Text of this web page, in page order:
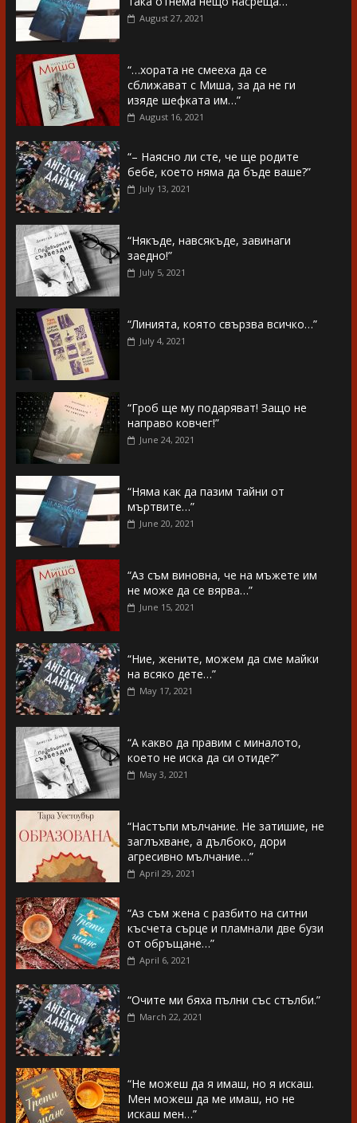
August 27, 2021
“…хората не смееха да се
сближават с Миша, за да не ги
изяде шефката им…”
August 16, 2021
“– Наясно ли сте, че ще родите
бебе, което няма да бъде ваше?”
July 13, 2021
“Някъде, навсякъде, завинаги
заедно!”
July 5, 2021
“Линията, която свързва всичко…”
July 4, 2021
“Гроб ще му подаряват! Защо не
направо ковчег!”
June 24, 2021
“Няма как да пазим тайни от
мъртвите…”
June 20, 2021
“Аз съм виновна, че на мъжете им
не може да се вярва…”
June 15, 2021
“Ние, жените, можем да сме майки
на всяко дете…”
May 17, 2021
“А какво да правим с миналото,
което не иска да си отиде?”
May 3, 2021
“Настъпи мълчание. Не затишие, не
заглъхване, а дълбоко, дори
агресивно мълчание…”
April 29, 2021
“Аз съм жена с разбито на ситни
късчета сърце и пламнали две бузи
от обръщане…”
April 6, 2021
“Очите ми бяха пълни със стълби.”
March 22, 2021
“Не можеш да я имаш, но я искаш.
Мен можеш да ме имаш, но не
искаш мен…”